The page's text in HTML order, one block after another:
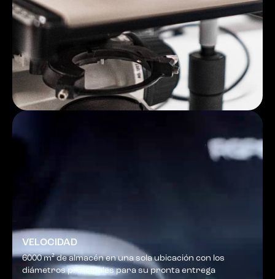
VELOCIDAD
6000 m² de almacén en una sola ubicación con los
diámetros principales para su pronta entrega